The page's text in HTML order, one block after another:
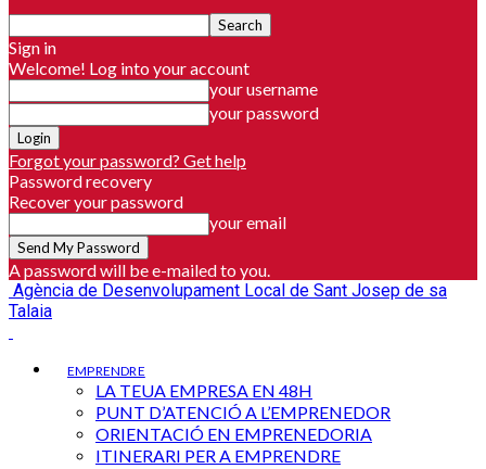
Sign in
Welcome! Log into your account
your username
your password
Forgot your password? Get help
Password recovery
Recover your password
your email
A password will be e-mailed to you.
Agència de Desenvolupament Local de Sant Josep de sa
Talaia
EMPRENDRE
LA TEUA EMPRESA EN 48H
PUNT D’ATENCIÓ A L’EMPRENEDOR
ORIENTACIÓ EN EMPRENEDORIA
ITINERARI PER A EMPRENDRE